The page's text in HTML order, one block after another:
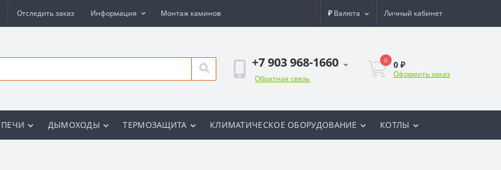
Отследить заказ Информация Монтаж каминов ₽ Валюта Личный кабинет
+7 903 968-1660
Обратная связь
0 0 ₽
Оформить заказ
ПЕЧИ ДЫМОХОДЫ ТЕРМОЗАЩИТА КЛИМАТИЧЕСКОЕ ОБОРУДОВАНИЕ КОТЛЫ